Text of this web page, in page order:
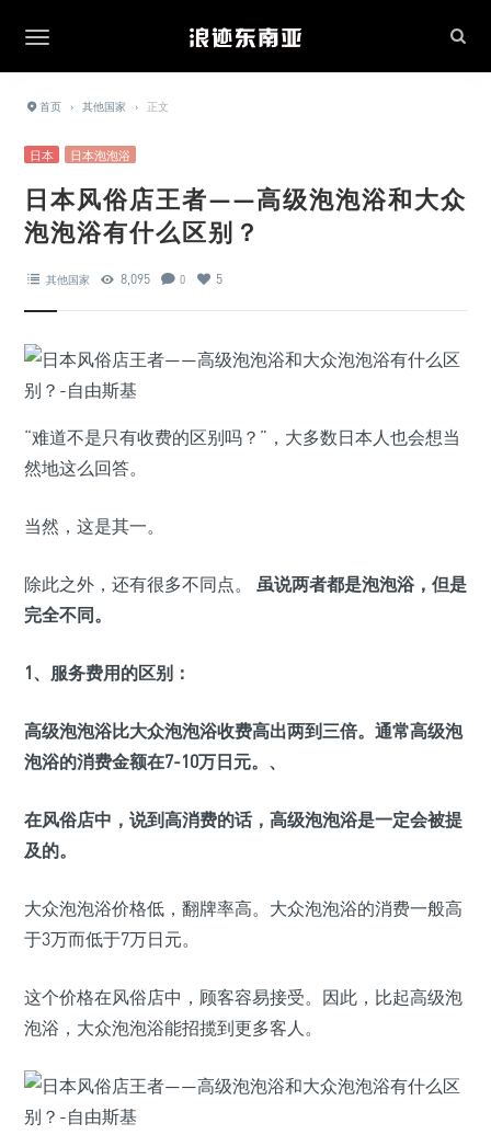
首页 › 其他国家 › 正文
日本 日本泡泡浴
日本风俗店王者——高级泡泡浴和大众
泡泡浴有什么区别？
其他国家 8,095 0 5
“难道不是只有收费的区别吗？”，大多数日本人也会想当
然地这么回答。
当然，这是其一。
除此之外，还有很多不同点。 虽说两者都是泡泡浴，但是
完全不同。
1、服务费用的区别：
高级泡泡浴比大众泡泡浴收费高出两到三倍。通常高级泡
泡浴的消费金额在7-10万日元。、
在风俗店中，说到高消费的话，高级泡泡浴是一定会被提
及的。
大众泡泡浴价格低，翻牌率高。大众泡泡浴的消费一般高
于3万而低于7万日元。
这个价格在风俗店中，顾客容易接受。因此，比起高级泡
泡浴，大众泡泡浴能招揽到更多客人。